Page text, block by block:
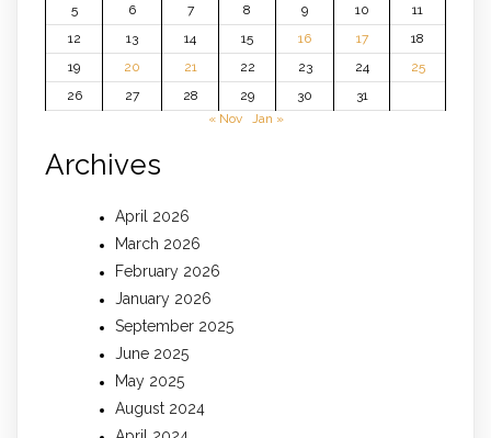
5
6 7 8 9 10
11
12
13 14 15 16 17
18
19
20 21 22 23 24
25
26
27 28 29 30
31
« Nov
Jan »
Archives
April 2026
March 2026
February 2026
January 2026
September 2025
June 2025
May 2025
August 2024